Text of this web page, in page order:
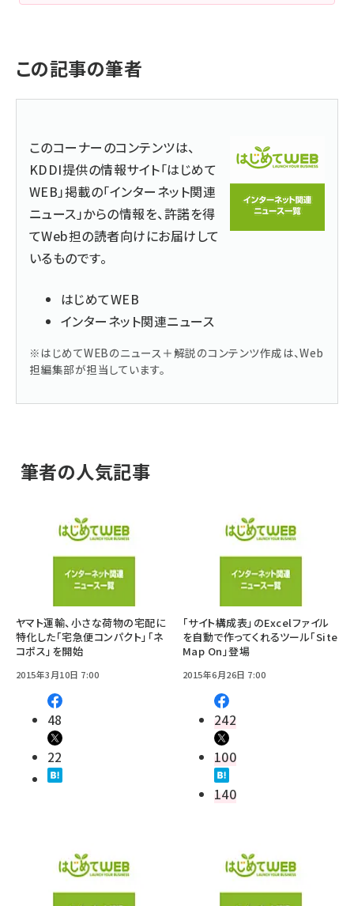
この記事の筆者
このコーナーのコンテンツは、
KDDI提供の情報サイト「はじめて
WEB」掲載の「インターネット関連
ニュース」からの情報を、許諾を得
てWeb担の読者向けにお届けして
いるものです。
はじめてWEB
インターネット関連ニュース
※はじめてWEBのニュース＋解説のコンテンツ作成は、Web
担編集部が担当しています。
筆者の人気記事
ヤマト運輸、小さな荷物の宅配に
特化した「宅急便コンパクト」「ネ
コポス」を開始
2015年3月10日 7:00
48
22
「サイト構成表」のExcelファイル
を自動で作ってくれるツール「Site
Map On」登場
2015年6月26日 7:00
242
100
140